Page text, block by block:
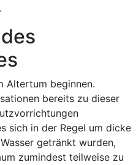
Altertum beginnen.
bereits zu dieser
sich in der Regel um dicke
getränkt wurden,
zumindest teilweise zu